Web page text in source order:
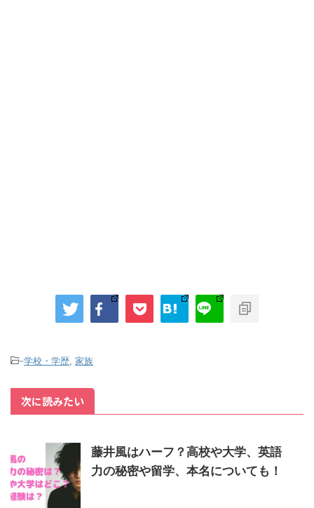
-学校・学歴, 家族
次に読みたい
藤井風はハーフ？高校や大学、英語
力の秘密や留学、本名についても！